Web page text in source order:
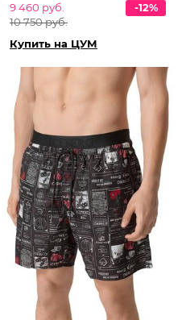
9 460 руб.
10 750 руб.
-12%
Купить на ЦУМ